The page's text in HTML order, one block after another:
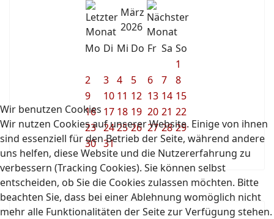
März
2026
Mo Di Mi Do Fr Sa So
1
2
3 4 5 6 7
8
9
10 11 12 13 14 15
16
17 18 19 20 21 22
23 24 25 26 27 28 29
30 31
Wir benutzen Cookies
Wir nutzen Cookies auf unserer Website. Einige von ihnen
sind essenziell für den Betrieb der Seite, während andere
uns helfen, diese Website und die Nutzererfahrung zu
verbessern (Tracking Cookies). Sie können selbst
entscheiden, ob Sie die Cookies zulassen möchten. Bitte
beachten Sie, dass bei einer Ablehnung womöglich nicht
mehr alle Funktionalitäten der Seite zur Verfügung stehen.